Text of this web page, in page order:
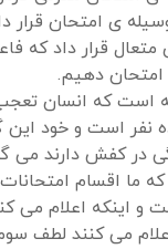
ی امتحان قرار
قرار داد که
دهیم.
است که انسان
نفر است و خود
در کفش دارند می
ما اقسام
و اینکه اعلام می
اعلام می کنند لطف